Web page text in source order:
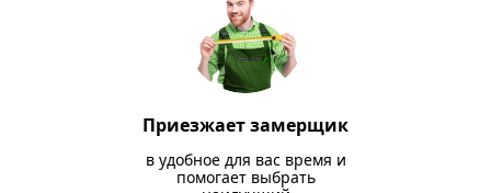
Приезжает замерщик
в удобное для вас время и
помогает выбрать